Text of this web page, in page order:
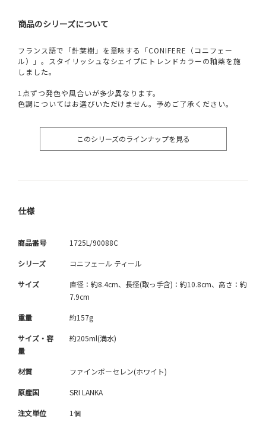
商品のシリーズについて
フランス語で「針葉樹」を意味する「CONIFERE（コニフェー
ル）」。スタイリッシュなシェイプにトレンドカラーの釉薬を施
しました。
1点ずつ発色や風合いが多少異なります。
色調についてはお選びいただけません。予めご了承ください。
このシリーズのラインナップを見る
仕様
商品番号 1725L/90088C
シリーズ コニフェール ティール
サイズ
直径：約8.4cm、長径(取っ手含)：約10.8cm、高さ：約
7.9cm
重量 約157g
サイズ・容
量
約205ml(満水)
材質 ファインポーセレン(ホワイト)
原産国 SRI LANKA
注文単位 1個